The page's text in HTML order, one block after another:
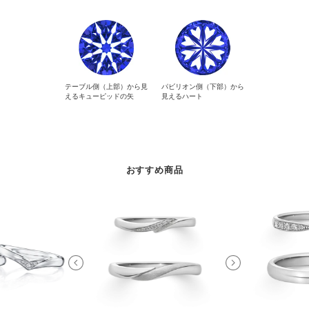
テーブル側（上部）から見
えるキューピッドの矢
パビリオン側（下部）から
見えるハート
おすすめ商品